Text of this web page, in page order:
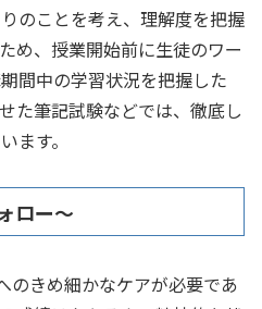
のことを考え、理解度を把握
め、授業開始前に生徒のワー
間中の学習状況を把握した
た筆記試験などでは、徹底し
ます。
ロー～
のきめ細かなケアが必要であ